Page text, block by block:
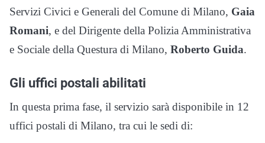
Servizi Civici e Generali del Comune di Milano, Gaia
Romani, e del Dirigente della Polizia Amministrativa
e Sociale della Questura di Milano, Roberto Guida.
Gli uffici postali abilitati
In questa prima fase, il servizio sarà disponibile in 12
uffici postali di Milano, tra cui le sedi di: